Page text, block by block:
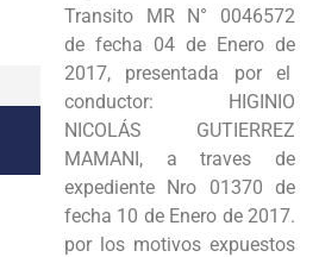
Intranet
Transito MR N° 0046572
de fecha 04 de Enero de
2017, presentada por el
conductor: HIGINIO
NICOLÁS GUTIERREZ
MAMANI, a traves de
expediente Nro 01370 de
fecha 10 de Enero de 2017.
por los motivos expuestos